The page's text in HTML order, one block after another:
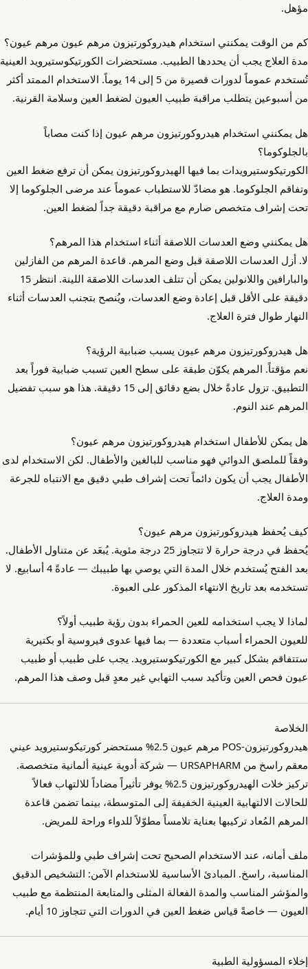
مؤهل.
كم من الوقت يمكنني استخدام هيدروكورتيزون مرهم عيون مرهم عيون؟
مدة العلاج يجب أن يحددها الطبيب. مستحضرات الكورتيكوستيرويد العينية
تُستخدم عموماً لدورات قصيرة من 5 إلى 14 يوماً. الاستخدام الممتد أكثر
من أسبوعين يتطلب مراقبة طبيب العيون لضغط العين وسلامة القرنية.
هل يمكنني استخدام هيدروكورتيزون مرهم عيون إذا كنت مصاباً
بالجلوكوما؟
الكورتيكوستيرويدات بما فيها الهيدروكورتيزون يمكن أن ترفع ضغط العين
وتفاقم الجلوكوما. هو مضادّ للاستطباب عموماً عند مرضى الجلوكوما إلا
تحت إشراف متخصص صارم مع مراقبة دقيقة جداً لضغط العين.
هل يمكنني وضع العدسات اللاصقة أثناء استخدام هذا المرهم؟
لا. أزل العدسات اللاصقة قبل وضع المرهم. قاعدة المرهم من الفازلين
والبارافين واللانولين يمكن أن تتلف العدسات اللاصقة اللينة. انتظر 15
دقيقة على الأقل قبل إعادة وضع العدسات، ويُنصح بتجنب العدسات أثناء
النهار طوال فترة العلاج.
هل هيدروكورتيزون مرهم عيون يسبب ضبابية الرؤية؟
نعم مؤقتاً. المرهم يكوّن طبقة على سطح العين تسبب ضبابية فوراً بعد
التطبيق. تزول عادةً خلال بضع دقائق إلى 15 دقيقة. هذا هو سبب تفضيل
المرهم عند النوم.
هل يمكن للأطفال استخدام هيدروكورتيزون مرهم عيون؟
وفقاً للملصق الدوائي فهو مناسب للبالغين والأطفال. لكن الاستخدام لدى
الأطفال يجب أن يكون دائماً تحت إشراف طبي دقيق مع الانتباه للجرعة
ومدة العلاج.
كيف يُحفظ هيدروكورتيزون مرهم عيون؟
يُحفظ في درجة حرارة لا تتجاوز 25 درجة مئوية. يُبعَد عن متناول الأطفال.
بعد الفتح يُستخدم خلال المدة التي يوصي بها طبيبك — عادةً 4 أسابيع. لا
تستخدمه بعد تاريخ الانتهاء المذكور على العبوة.
لماذا لا يجب استخدامه للعين الحمراء بدون رؤية طبيب أولاً؟
للعيون الحمراء أسباب متعددة — بما فيها عدوى فيروسية أو بكتيرية
ستتفاقم بشكل كبير مع الكورتيكوستيرويد. يجب على طبيب أو طبيب
عيون فحص العين وتأكيد سبب التهابي غير معدٍ قبل وصف هذا المرهم.
الخلاصة
هيدروكورتيزون-POS مرهم عيون 2.5% مستحضر كورتيكوستيرويد عيني
معقم راسخ من URSAPHARM — شركة أدوية عينية ألمانية متخصصة.
تركيز خلات الهيدروكورتيزون 2.5% يوفر تأثيراً مضاداً للالتهاب فعالاً
للحالات الالتهابية العينية الخفيفة إلى المتوسطة، بينما تضمن قاعدة
المرهم المُعاد تركيبها بعناية تلامساً مطوّلاً للدواء وراحة للمريض.
ملف أمانه، عند الاستخدام الصحيح تحت إشراف طبي وللمؤشرات
المناسبة، راسخ. المبادئ الأساسية للاستخدام الآمن: التشخيص الدقيق
والمؤشر المناسب والمدة الفعالة المثلى والمتابعة المنتظمة مع طبيب
العيون — خاصةً قياس ضغط العين في الدورات التي تتجاوز 10 أيام.
إخلاء المسؤولية الطبية